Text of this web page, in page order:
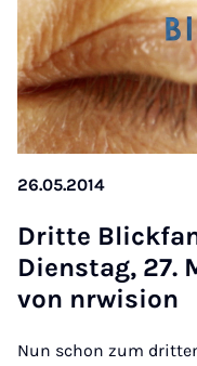
26.05.2014
Dritte
Di­en­stag, 27.
von nr­wision
Nun schon zum